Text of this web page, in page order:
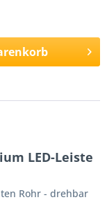
LED-Leiste
Rohr - drehbar